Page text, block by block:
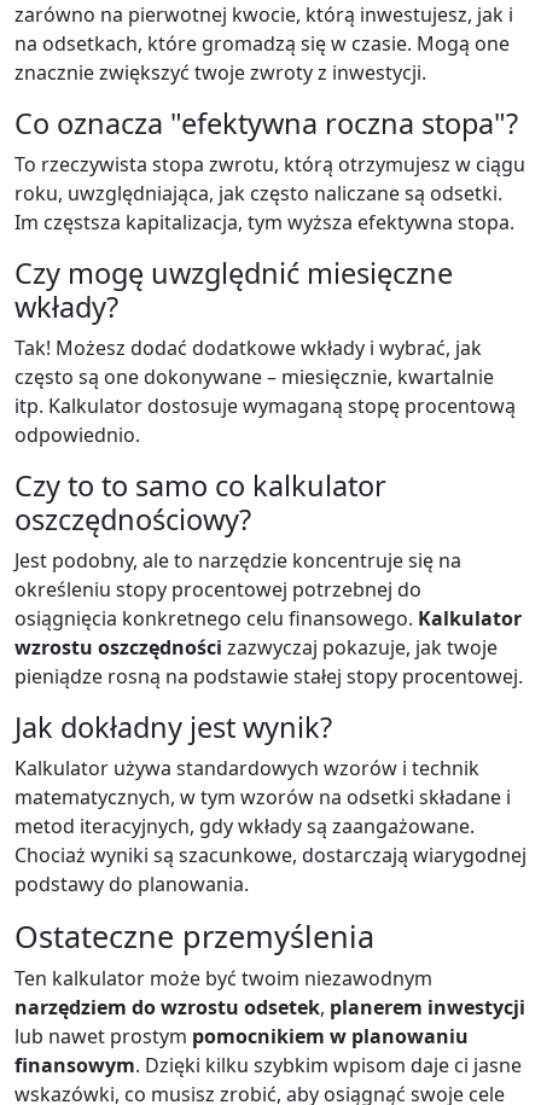
zarówno na pierwotnej kwocie, którą inwestujesz, jak i
na odsetkach, które gromadzą się w czasie. Mogą one
znacznie zwiększyć twoje zwroty z inwestycji.
Co oznacza "efektywna roczna stopa"?
To rzeczywista stopa zwrotu, którą otrzymujesz w ciągu
roku, uwzględniająca, jak często naliczane są odsetki.
Im częstsza kapitalizacja, tym wyższa efektywna stopa.
Czy mogę uwzględnić miesięczne
wkłady?
Tak! Możesz dodać dodatkowe wkłady i wybrać, jak
często są one dokonywane – miesięcznie, kwartalnie
itp. Kalkulator dostosuje wymaganą stopę procentową
odpowiednio.
Czy to to samo co kalkulator
oszczędnościowy?
Jest podobny, ale to narzędzie koncentruje się na
określeniu stopy procentowej potrzebnej do
osiągnięcia konkretnego celu finansowego. Kalkulator
wzrostu oszczędności zazwyczaj pokazuje, jak twoje
pieniądze rosną na podstawie stałej stopy procentowej.
Jak dokładny jest wynik?
Kalkulator używa standardowych wzorów i technik
matematycznych, w tym wzorów na odsetki składane i
metod iteracyjnych, gdy wkłady są zaangażowane.
Chociaż wyniki są szacunkowe, dostarczają wiarygodnej
podstawy do planowania.
Ostateczne przemyślenia
Ten kalkulator może być twoim niezawodnym
narzędziem do wzrostu odsetek, planerem inwestycji
lub nawet prostym pomocnikiem w planowaniu
finansowym. Dzięki kilku szybkim wpisom daje ci jasne
wskazówki, co musisz zrobić, aby osiągnąć swoje cele